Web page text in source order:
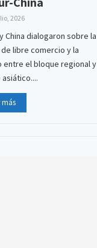
2026
China dialogaron sobre la
libre comercio y la
entre el bloque regional y
más